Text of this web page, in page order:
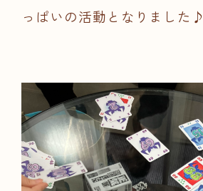
っぱいの活動となりました♪